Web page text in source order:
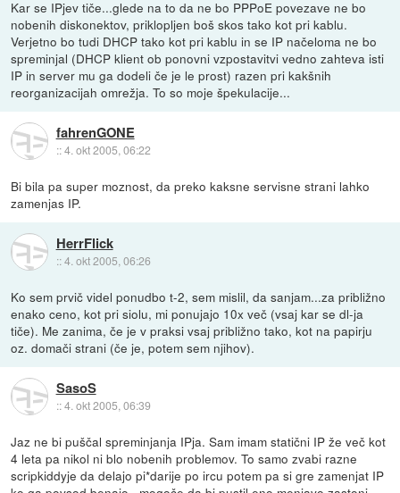
Kar se IPjev tiče...glede na to da ne bo PPPoE povezave ne bo
nobenih diskonektov, priklopljen boš skos tako kot pri kablu.
Verjetno bo tudi DHCP tako kot pri kablu in se IP načeloma ne bo
spreminjal (DHCP klient ob ponovni vzpostavitvi vedno zahteva isti
IP in server mu ga dodeli če je le prost) razen pri kakšnih
reorganizacijah omrežja. To so moje špekulacije...
fahrenGONE
::4. okt 2005, 06:22
Bi bila pa super moznost, da preko kaksne servisne strani lahko
zamenjas IP.
HerrFlick
::4. okt 2005, 06:26
Ko sem prvič videl ponudbo t-2, sem mislil, da sanjam...za približno
enako ceno, kot pri siolu, mi ponujajo 10x več (vsaj kar se dl-ja
tiče). Me zanima, če je v praksi vsaj približno tako, kot na papirju
oz. domači strani (če je, potem sem njihov).
SasoS
::4. okt 2005, 06:39
Jaz ne bi puščal spreminjanja IPja. Sam imam statični IP že več kot
4 leta pa nikol ni blo nobenih problemov. To samo zvabi razne
scripkiddyje da delajo pi*darije po ircu potem pa si gre zamenjat IP